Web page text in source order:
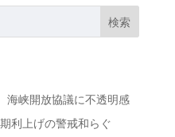
検索
峡開放協議に不透明感
利上げの警戒和らぐ